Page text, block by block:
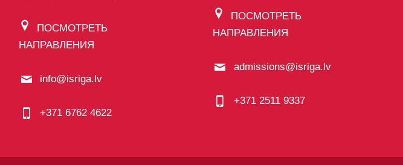
ПОСМОТРЕТЬ
НАПРАВЛЕНИЯ
info@isriga.lv
+371 6762 4622
ПОСМОТРЕТЬ
НАПРАВЛЕНИЯ
admissions@isriga.lv
+371 2511 9337